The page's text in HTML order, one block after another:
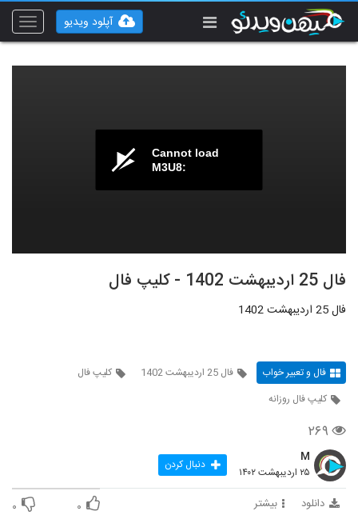
Toggle
آپلود ویدیو
Cannot load
M3U8:
فال 25 اردیبهشت 1402 - کلیپ فال
فال 25 اردیبهشت 1402
فال و تعبیر خواب فال 25 اردیبهشت 1402
کلیپ فال
کلیپ فال روزانه
۲۶۹
M
۲۵ اردیبهشت ۱۴۰۲ دنبال کردن
دانلود بیشتر ۰ ۰